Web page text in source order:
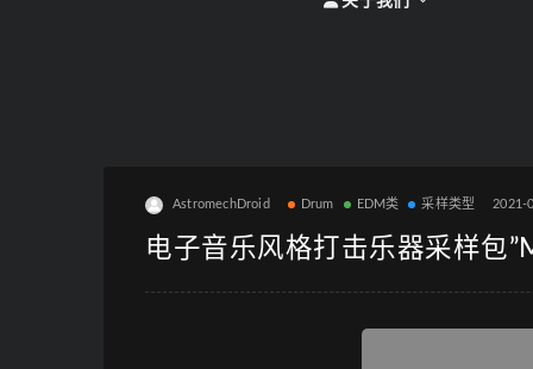
AstromechDroid Drum EDM类 采样类型 2021-
电子音乐风格打击乐器采样包